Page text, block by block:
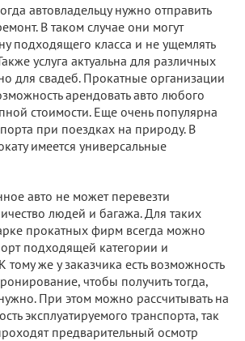
автовладельцу нужно отправить
В таком случае они могут
подходящего класса и не ущемлять
услуга актуальна для различных
для свадеб. Прокатные организации
арендовать авто любого
стоимости. Еще очень популярна
при поездках на природу. В
имеется универсальные
авто не может перевезти
людей и багажа. Для таких
прокатных фирм всегда можно
подходящей категории и
тому же у заказчика есть возможность
чтобы получить тогда,
При этом можно рассчитывать на
эксплуатируемого транспорта, так
предварительный осмотр